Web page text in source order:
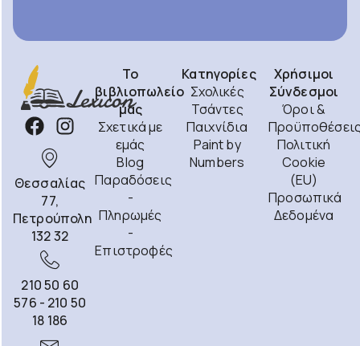
Θεσσαλίας
77,
Πετρούπολη
132 32
210 50 60
576 - 210 50
18 186
Το
βιβλιοπωλείο
μας
Σχετικά με
εμάς
Blog
Παραδόσεις
-
Πληρωμές
-
Επιστροφές
Κατηγορίες
Σχολικές
Τσάντες
Παιχνίδια
Paint by
Numbers
Χρήσιμοι
Σύνδεσμοι
Όροι &
Πολιτική
Cookie
(EU)
Προσωπικά
Δεδομένα